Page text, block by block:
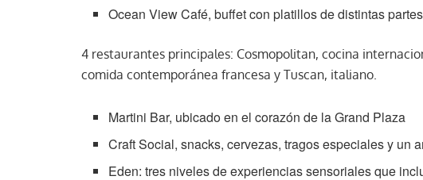
Ocean View Café, buffet con platillos de distintas
4 restaurantes principales: Cosmopolitan, cocina
comida contemporánea francesa y Tuscan, italiano.
Martini Bar, ubicado en el corazón de la Grand Plaza
Craft Social, snacks, cervezas, tragos especiales y un
Eden: tres niveles de experiencias sensoriales que